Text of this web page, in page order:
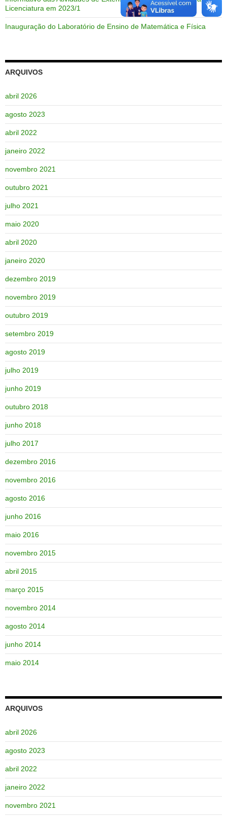
Licenciatura em 2023/1
Inauguração do Laboratório de Ensino de Matemática e Física
ARQUIVOS
abril 2026
agosto 2023
abril 2022
janeiro 2022
novembro 2021
outubro 2021
julho 2021
maio 2020
abril 2020
janeiro 2020
dezembro 2019
novembro 2019
outubro 2019
setembro 2019
agosto 2019
julho 2019
junho 2019
outubro 2018
junho 2018
julho 2017
dezembro 2016
novembro 2016
agosto 2016
junho 2016
maio 2016
novembro 2015
abril 2015
março 2015
novembro 2014
agosto 2014
junho 2014
maio 2014
ARQUIVOS
abril 2026
agosto 2023
abril 2022
janeiro 2022
novembro 2021